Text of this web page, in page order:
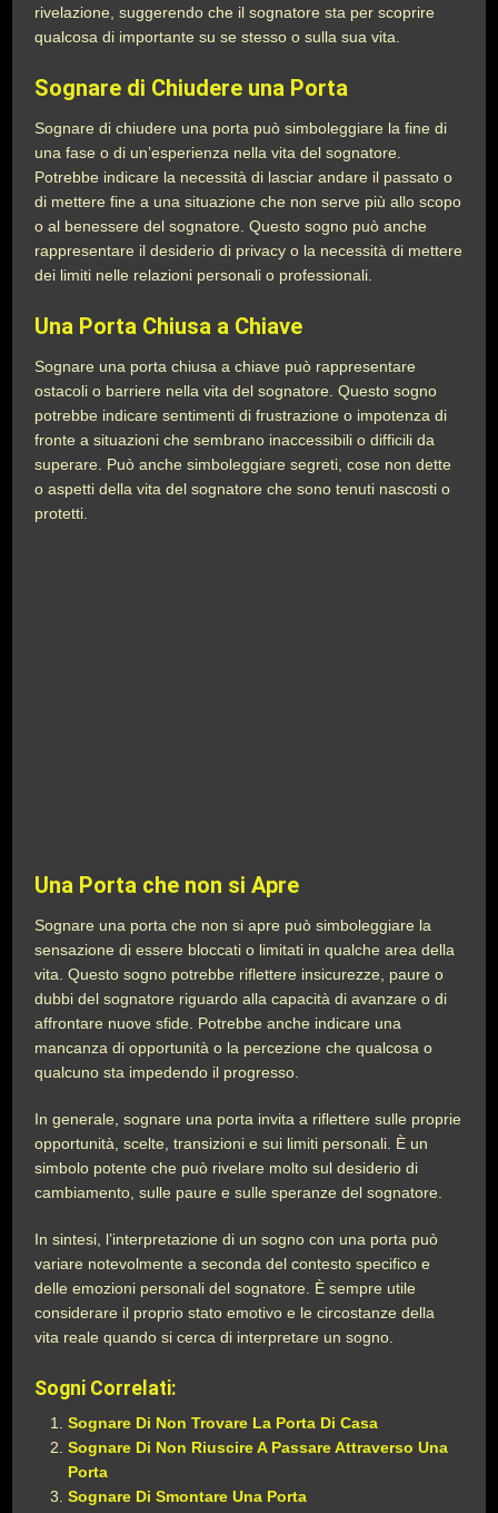
rivelazione, suggerendo che il sognatore sta per scoprire
qualcosa di importante su se stesso o sulla sua vita.
Sognare di Chiudere una Porta
Sognare di chiudere una porta può simboleggiare la fine di
una fase o di un’esperienza nella vita del sognatore.
Potrebbe indicare la necessità di lasciar andare il passato o
di mettere fine a una situazione che non serve più allo scopo
o al benessere del sognatore. Questo sogno può anche
rappresentare il desiderio di privacy o la necessità di mettere
dei limiti nelle relazioni personali o professionali.
Una Porta Chiusa a Chiave
Sognare una porta chiusa a chiave può rappresentare
ostacoli o barriere nella vita del sognatore. Questo sogno
potrebbe indicare sentimenti di frustrazione o impotenza di
fronte a situazioni che sembrano inaccessibili o difficili da
superare. Può anche simboleggiare segreti, cose non dette
o aspetti della vita del sognatore che sono tenuti nascosti o
protetti.
Una Porta che non si Apre
Sognare una porta che non si apre può simboleggiare la
sensazione di essere bloccati o limitati in qualche area della
vita. Questo sogno potrebbe riflettere insicurezze, paure o
dubbi del sognatore riguardo alla capacità di avanzare o di
affrontare nuove sfide. Potrebbe anche indicare una
mancanza di opportunità o la percezione che qualcosa o
qualcuno sta impedendo il progresso.
In generale, sognare una porta invita a riflettere sulle proprie
opportunità, scelte, transizioni e sui limiti personali. È un
simbolo potente che può rivelare molto sul desiderio di
cambiamento, sulle paure e sulle speranze del sognatore.
In sintesi, l’interpretazione di un sogno con una porta può
variare notevolmente a seconda del contesto specifico e
delle emozioni personali del sognatore. È sempre utile
considerare il proprio stato emotivo e le circostanze della
vita reale quando si cerca di interpretare un sogno.
Sogni Correlati:
Sognare Di Non Trovare La Porta Di Casa
Sognare Di Non Riuscire A Passare Attraverso Una
Porta
Sognare Di Smontare Una Porta